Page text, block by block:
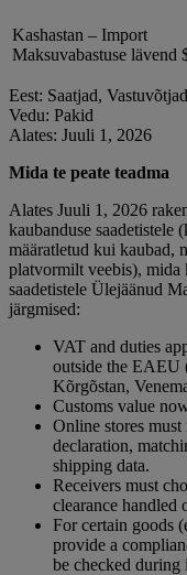
Kashastan – Import
Maksuvabastuse
Eest: Saatjad, Vastuvõtjad
Vedu: Pakid
Alates: Juuli 1, 2026
Mida te peate teadma
Alates Juuli 1, 2026
kaubanduse saadetistele
määratletud kui kaubad,
platvormilt veebis), mida
saadetistele Ülejäänud
järgmised:
VAT and duties
outside the EAEU
Kõrgõstan,
Customs value
Online stores
declaration,
shipping data.
Receivers must
clearance handled
For certain goods
provide a
be checked during